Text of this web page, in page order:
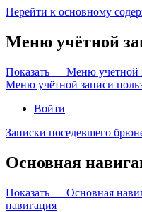
Перейти к основному
Меню учётной
Показать — Меню учётной
Меню учётной записи
Войти
Записки поседевшего
Основная
Показать — Основная
навигация